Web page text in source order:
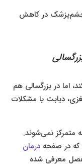
چشم‌پزشک در کاهش
اما در بزرگسالی هم
دیابت یا مشکلات
نمی‌شوند.
که در صفحهدرمان
معرفی شده